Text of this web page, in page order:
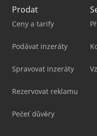
Prodat
Ceny a tarify
Podávat inzeráty
Spravovat inzeráty
Rezervovat reklamu
Pečeť důvěry